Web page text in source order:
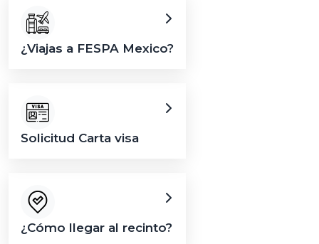
¿Viajas a FESPA Mexico?
Solicitud Carta visa
¿Cómo llegar al recinto?